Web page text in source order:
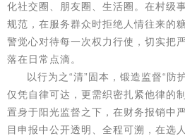
化社交圈、朋友圈、生活圈。在村级
规范，在服务群众时拒绝人情往来的
警觉心对待每一次权力行使，切实把
落在日常点滴。
以行为之“清”固本，锻造监督“防
仅凭自律可达，更需织密扎紧他律的
置身于阳光监督之下，在财务报销中
目申报中公开透明、全程可溯，在选